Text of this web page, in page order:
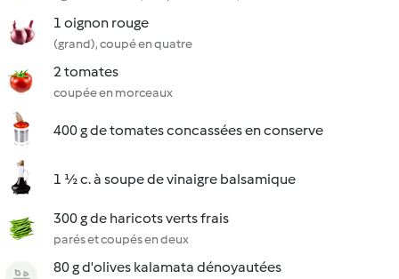
1 oignon rouge
(grand), coupé en quatre
2 tomates
coupée en morceaux
400 g de tomates concassées en conserve
1 ½ c. à soupe de vinaigre balsamique
300 g de haricots verts frais
parés et coupés en deux
80 g d'olives kalamata dénoyautées